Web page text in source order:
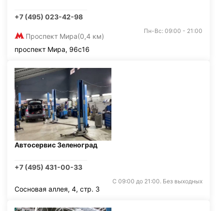
+7 (495) 023-42-98
Проспект Мира(0,4 км)
Пн-Вс: 09:00 - 21:00
проспект Мира, 96с16
Автосервис Зеленоград
+7 (495) 431-00-33
С 09:00 до 21:00. Без выходных
Сосновая аллея, 4, стр. 3